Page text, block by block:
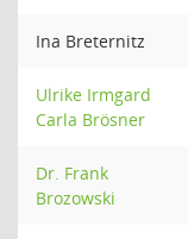
Ina Breternitz
Ulrike Irmgard
Carla Brösner
Dr. Frank
Brozowski